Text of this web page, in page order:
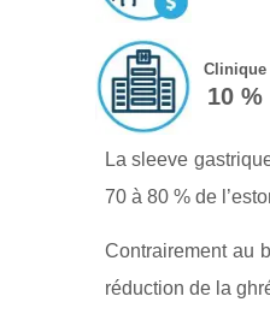
Clinique
10 %
La sleeve
70 à 80 % de
Contrairement au
réduction de la